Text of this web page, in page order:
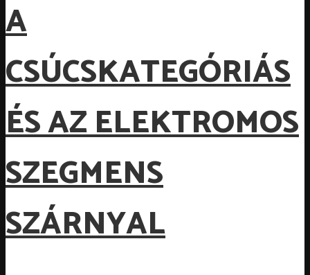
A
CSÚCSKATEGÓRIÁS
ÉS AZ ELEKTROMOS
SZEGMENS
SZÁRNYAL